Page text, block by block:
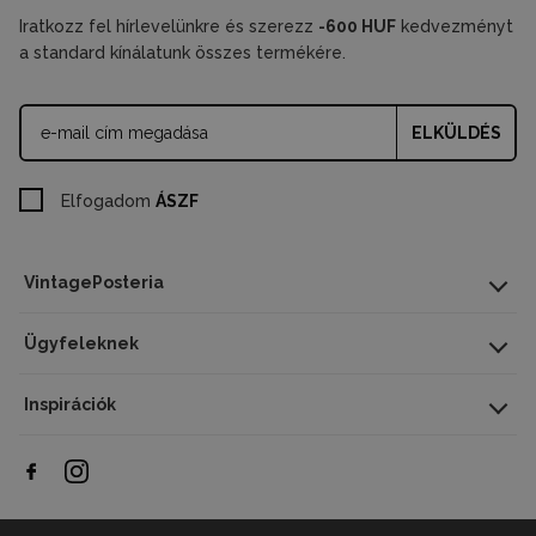
VintagePosteria
Ügyfeleknek
Inspirációk
Iratkozz fel hírlevelünkre és szerezz -600 HUF kedvezményt
a standard kínálatunk összes termékére.
ELKÜLDÉS
Elfogadom ÁSZF